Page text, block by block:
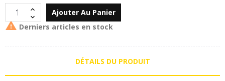
Ajouter Au Panier
 Derniers articles en stock
DÉTAILS DU PRODUIT